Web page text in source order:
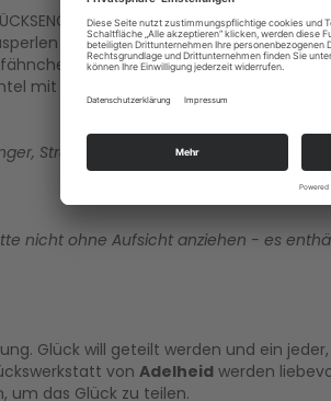
des Kultlabels ADELHEID, der
und Anhängern, emailliert und mit
mit dem Aufdruck
mit einer kleinen Geschichte zur Kette.
Strass-Steine, emaillierter Anhänger
nicht ohne Aufsicht anziehen - es
Glück will geteilt werden und ein
von Adelheid werden
um das Glück zu teilen.